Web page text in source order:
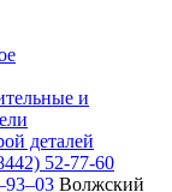
и
деталей
52-77-60
Волжский